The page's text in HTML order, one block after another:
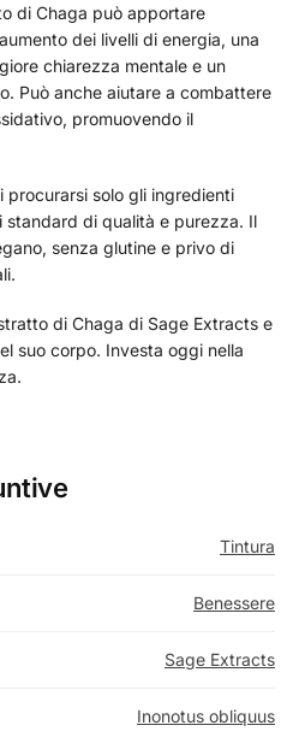
di Chaga può apportare
dei livelli di energia, una
chiarezza mentale e un
Può anche aiutare a combattere
promuovendo il
procurarsi solo gli ingredienti
standard di qualità e purezza. Il
senza glutine e privo di
di Chaga di Sage Extracts e
suo corpo. Investa oggi nella
Tintura
Benessere
Sage Extracts
Inonotus obliquus